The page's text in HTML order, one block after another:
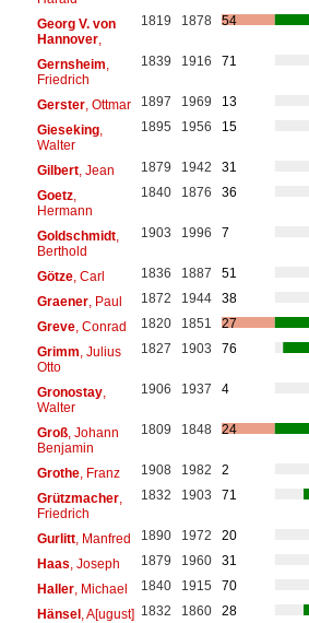
Georg V. von
Hannover,
1819 1878 54
Gernsheim
Friedrich
1839 1916 71
Gerster, Ottmar 1897 1969
13
Gieseking,
Walter
1895 1956 15
Gilbert, Jean 1879 1942
31
Goetz,
Hermann
1840 1876 36
Goldschmidt,
Berthold
1903 1996 7
Götze, Carl 1836 1887
51
Graener, Paul 1872 1944
38
Greve, Conrad 1820 1851
27
Grimm , Julius
Otto
1827 1903 76
Gronostay,
Walter
1906 1937 4
Groß, Johann
Benjamin
1809 1848 24
Grothe, Franz 1908 1982
2
Grützmacher,
Friedrich
1832 1903 71
Gurlitt, Manfred 1890 1972
20
Haas , Joseph 1879 1960
31
Haller, Michael 1840 1915
70
Hänsel, A[ugust] 1832 1860
28